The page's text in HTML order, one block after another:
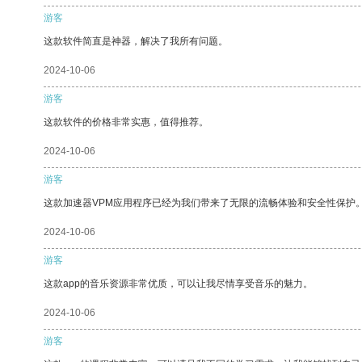
游客
这款软件简直是神器，解决了我所有问题。
2024-10-06
游客
这款软件的价格非常实惠，值得推荐。
2024-10-06
游客
这款加速器VPM应用程序已经为我们带来了无限的流畅体验和安全性保护
2024-10-06
游客
这款app的音乐资源非常优质，可以让我尽情享受音乐的魅力。
2024-10-06
游客